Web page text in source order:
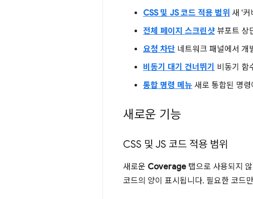
CSS 및 JS 코드 적용 범위 새 '커
전체 페이지 스크린샷 뷰포트 상
요청 차단 네트워크 패널에서 개
비동기 대기 건너뛰기 비동기 함
통합 명령 메뉴 새로 통합된 명
새로운 기능
CSS 및 JS 코드 적용 범위
새로운 Coverage 탭으로 사용되지
코드의 양이 표시됩니다. 필요한 코드